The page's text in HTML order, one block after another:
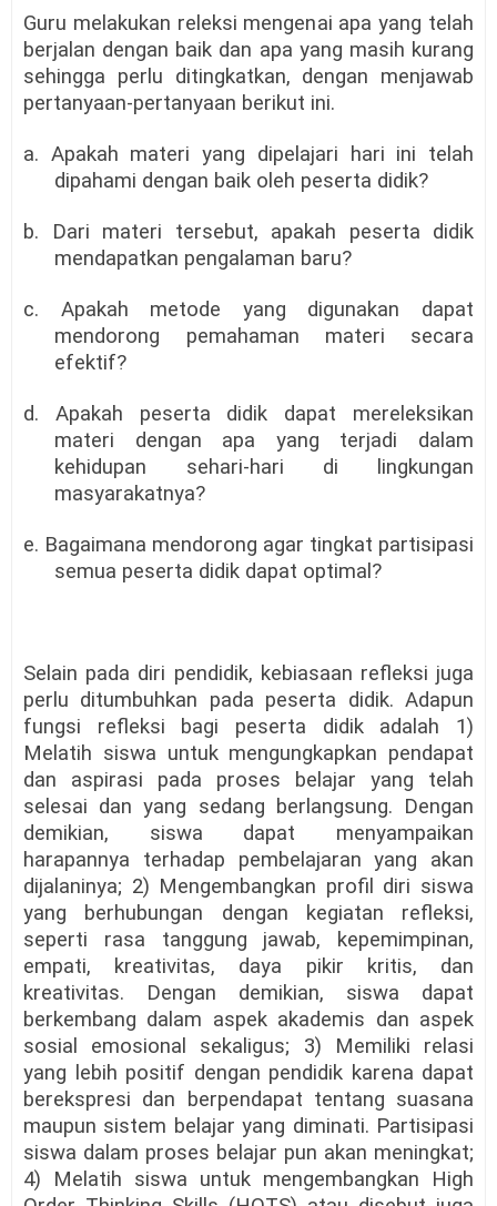
Guru melakukan releksi mengenai apa yang telah
berjalan dengan baik dan apa yang masih kurang
sehingga perlu ditingkatkan, dengan menjawab
pertanyaan-pertanyaan berikut ini.
a. Apakah materi yang dipelajari hari ini telah
dipahami dengan baik oleh peserta didik?
b. Dari materi tersebut, apakah peserta didik
mendapatkan pengalaman baru?
c. Apakah metode yang digunakan dapat
mendorong pemahaman materi secara
efektif?
d. Apakah peserta didik dapat mereleksikan
materi dengan apa yang terjadi dalam
kehidupan sehari-hari di lingkungan
masyarakatnya?
e. Bagaimana mendorong agar tingkat partisipasi
semua peserta didik dapat optimal?
Selain pada diri pendidik, kebiasaan refleksi juga
perlu ditumbuhkan pada peserta didik. Adapun
fungsi refleksi bagi peserta didik adalah 1)
Melatih siswa untuk mengungkapkan pendapat
dan aspirasi pada proses belajar yang telah
selesai dan yang sedang berlangsung. Dengan
demikian, siswa dapat menyampaikan
harapannya terhadap pembelajaran yang akan
dijalaninya; 2) Mengembangkan profil diri siswa
yang berhubungan dengan kegiatan refleksi,
seperti rasa tanggung jawab, kepemimpinan,
empati, kreativitas, daya pikir kritis, dan
kreativitas. Dengan demikian, siswa dapat
berkembang dalam aspek akademis dan aspek
sosial emosional sekaligus; 3) Memiliki relasi
yang lebih positif dengan pendidik karena dapat
berekspresi dan berpendapat tentang suasana
maupun sistem belajar yang diminati. Partisipasi
siswa dalam proses belajar pun akan meningkat;
4) Melatih siswa untuk mengembangkan High